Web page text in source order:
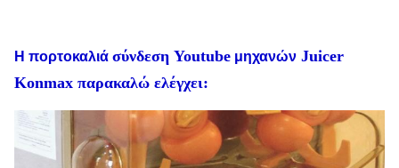
Η πορτοκαλιά σύνδεση Youtube μηχανών Juicer
Konmax παρακαλώ ελέγχει: